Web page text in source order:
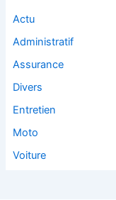
Actu
Administratif
Assurance
Divers
Entretien
Moto
Voiture